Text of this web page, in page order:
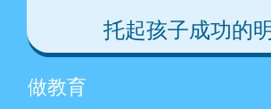
托起孩子成功的
做教育